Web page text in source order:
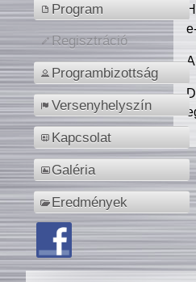
Program
Regisztráció
Programbizottság
Versenyhelyszín
Kapcsolat
Galéria
Eredmények